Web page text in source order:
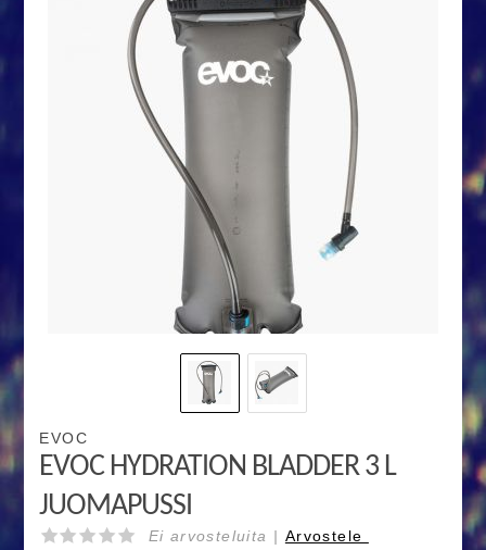
EVOC
EVOC HYDRATION BLADDER 3 L
JUOMAPUSSI
Ei arvosteluita | Arvostele